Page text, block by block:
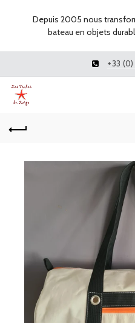
+33 (0)
Depuis 2005 nous
bateau en objets